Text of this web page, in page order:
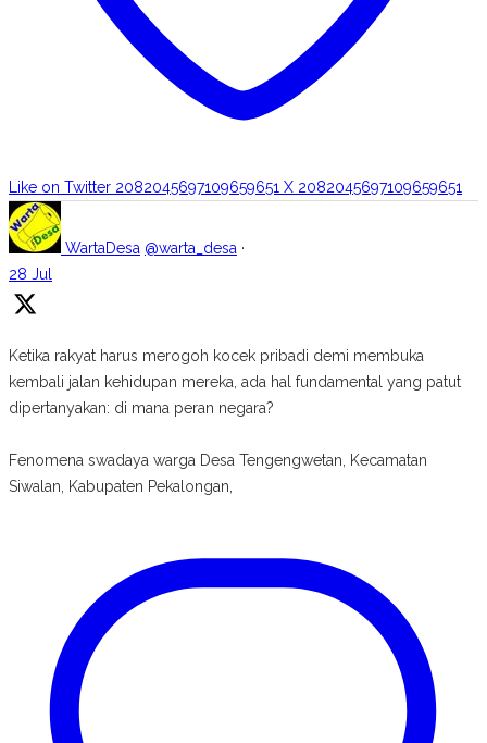
Like on Twitter 2082045697109659651 X 2082045697109659651
WartaDesa @warta_desa ·
28 Jul
Ketika rakyat harus merogoh kocek pribadi demi membuka
kembali jalan kehidupan mereka, ada hal fundamental yang patut
dipertanyakan: di mana peran negara?
Fenomena swadaya warga Desa Tengengwetan, Kecamatan
Siwalan, Kabupaten Pekalongan,